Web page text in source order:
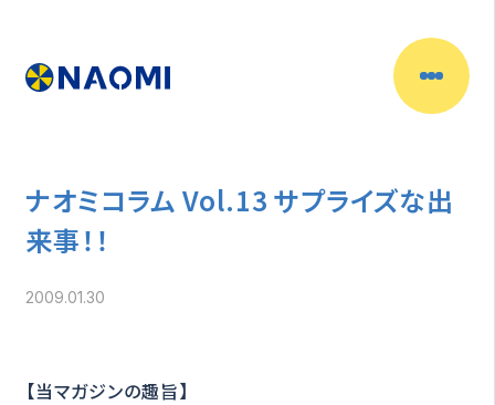
ナオミコラム Vol.13 サプライズな出
来事！！
2009.01.30
【当マガジンの趣旨】